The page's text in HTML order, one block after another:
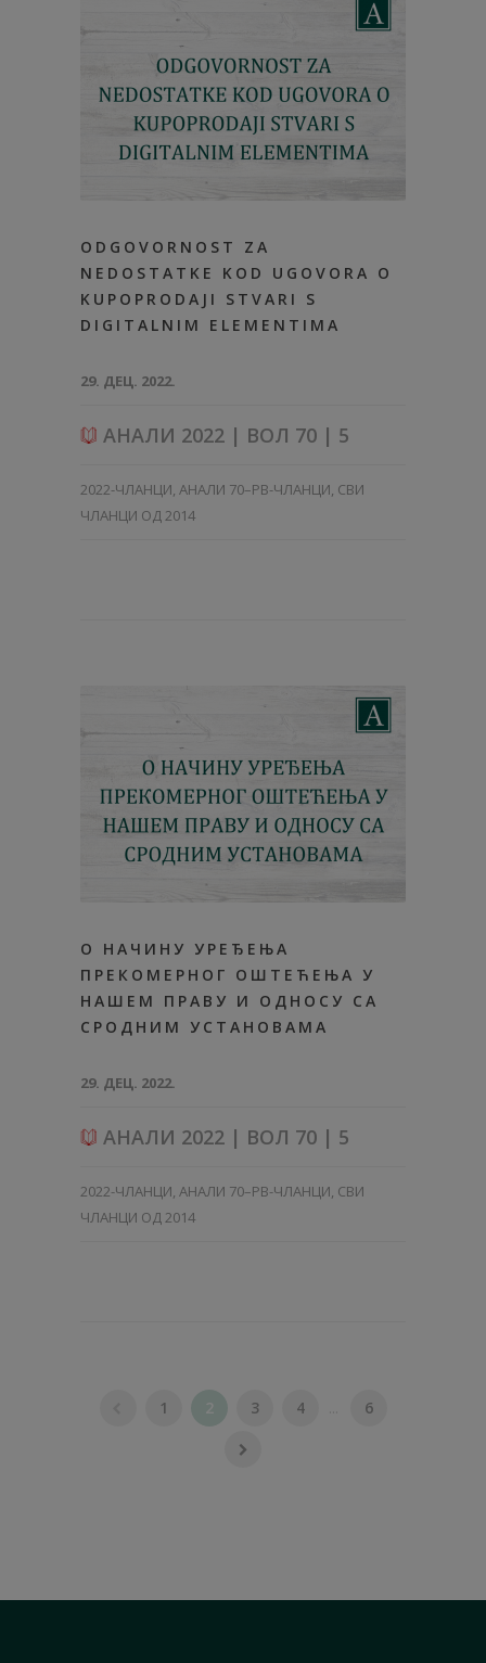
ODGOVORNOST ZA
NEDOSTATKE KOD UGOVORA O
KUPOPRODAJI STVARI S
DIGITALNIM ELEMENTIMA
29. ДЕЦ. 2022.
АНАЛИ 2022 | ВОЛ 70 | 5
2022-ЧЛАНЦИ, АНАЛИ 70–PB-ЧЛАНЦИ, СВИ
ЧЛАНЦИ ОД 2014
О НАЧИНУ УРЕЂЕЊА
ПРЕКОМЕРНОГ ОШТЕЋЕЊА У
НАШЕМ ПРАВУ И ОДНОСУ СА
СРОДНИМ УСТАНОВАМА
29. ДЕЦ. 2022.
АНАЛИ 2022 | ВОЛ 70 | 5
2022-ЧЛАНЦИ, АНАЛИ 70–PB-ЧЛАНЦИ, СВИ
ЧЛАНЦИ ОД 2014
1 2 3 4 6